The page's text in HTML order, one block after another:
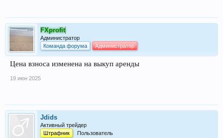
FXprofit
Администратор
Команда форума
Администратор
Цена взноса изменена на выкуп аренды
19 июн 2025
Jdids
Активный трейдер
Штрафник
Пользователь